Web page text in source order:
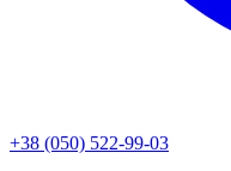
+38 (050) 522-99-03